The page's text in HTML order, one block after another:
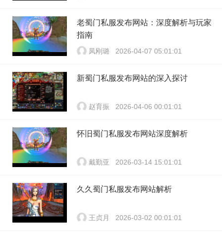
老蜀门私服发布网站：深度解析与玩家
指南
凤刚璐 2026-04-07 05:01:01
新蜀门私服发布网站的深入探讨
赵育振 2026-04-06 00:01:01
怀旧蜀门私服发布网站深度解析
戴勤亚 2026-03-14 15:01:01
久久蜀门私服发布网站解析
王贞月 2026-03-02 00:01:01